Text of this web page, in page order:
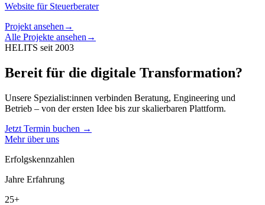
Website für Steuerberater
Projekt ansehen →
Alle Projekte ansehen →
HELITS seit 2003
Bereit für die digitale Transformation?
Unsere Spezialist:innen verbinden Beratung, Engineering und
Betrieb – von der ersten Idee bis zur skalierbaren Plattform.
Jetzt Termin buchen →
Mehr über uns
Erfolgskennzahlen
Jahre Erfahrung
25+